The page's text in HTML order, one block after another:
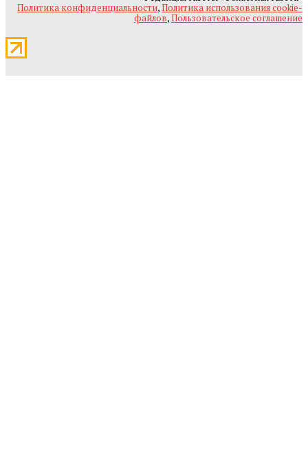
Политика конфиденциальности,Политика использования cookie-
файлов,Пользовательское соглашение